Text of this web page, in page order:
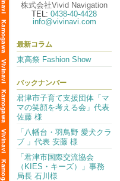
株式会社Vivid Navigation
TEL: 0438-40-4428
info@vivinavi.com
最新コラム
東高祭 Fashion Show
バックナンバー
君津市子育て支援団体「マ
マの笑顔を考える会」代表
佐藤 様
「八幡台・羽鳥野 愛犬クラ
ブ 」代表 安藤 様
「君津市国際交流協会
（KIES・キーズ）」事務
局長 石川様